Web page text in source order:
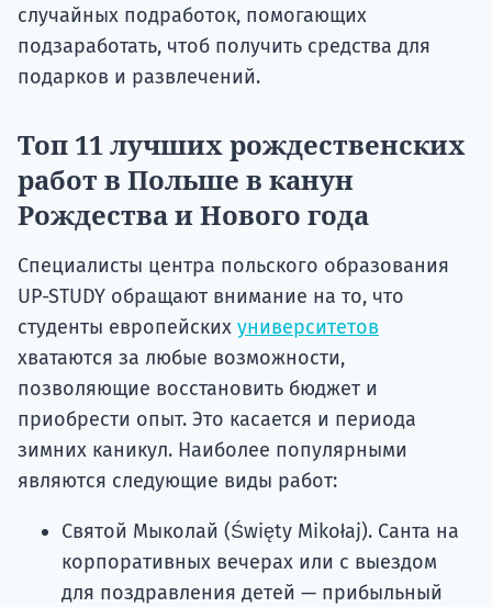
случайных подработок, помогающих
подзаработать, чтоб получить средства для
подарков и развлечений.
Топ 11 лучших рождественских
работ в Польше в канун
Рождества и Нового года
Специалисты центра польского образования
UP-STUDY обращают внимание на то, что
студенты европейских университетов
хватаются за любые возможности,
позволяющие восстановить бюджет и
приобрести опыт. Это касается и периода
зимних каникул. Наиболее популярными
являются следующие виды работ:
Святой Мыколай (Święty Mikołaj). Санта на
корпоративных вечерах или с выездом
для поздравления детей — прибыльный